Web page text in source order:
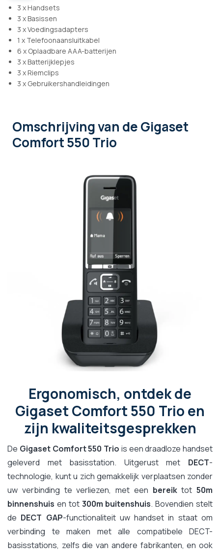
3 x Handsets
3 x Basissen
3 x Voedingsadapters
1 x Telefoonaansluitkabel
6 x Oplaadbare AAA-batterijen
3 x Batterijklepjes
3 x Riemclips
3 x Gebruikershandleidingen
Omschrijvingvan de Gigaset
Comfort 550 Trio
Ergonomisch, ontdek de
Gigaset Comfort 550 Trio en
zijn kwaliteitsgesprekken
De Gigaset Comfort 550 Trio is een draadloze handset
geleverd met basisstation. Uitgerust met DECT-
technologie, kunt u zich gemakkelijk verplaatsen zonder
uw verbinding te verliezen, met een bereiktot 50m
binnenshuis en tot 300m buitenshuis. Bovendien stelt
de DECT GAP-functionaliteit uw handset in staat om
verbinding te maken met alle compatibele DECT-
basisstations, zelfs die van andere fabrikanten, en ook